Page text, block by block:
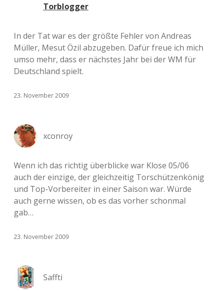
Torblogger
In der Tat war es der größte Fehler von Andreas
Müller, Mesut Özil abzugeben. Dafür freue ich mich
umso mehr, dass er nächstes Jahr bei der WM für
Deutschland spielt.
23. November 2009
xconroy
Wenn ich das richtig überblicke war Klose 05/06
auch der einzige, der gleichzeitig Torschützenkönig
und Top-Vorbereiter in einer Saison war. Würde
auch gerne wissen, ob es das vorher schonmal
gab…
23. November 2009
Saffti